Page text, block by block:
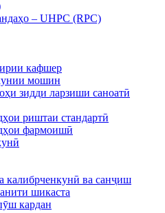
– UHPC (RPC)
кафшер
мошин
зидди ларзиши саноатӣ
риштаи стандартӣ
фармоишӣ
калибрченкунӣ ва санҷиш
шикаста
кардан